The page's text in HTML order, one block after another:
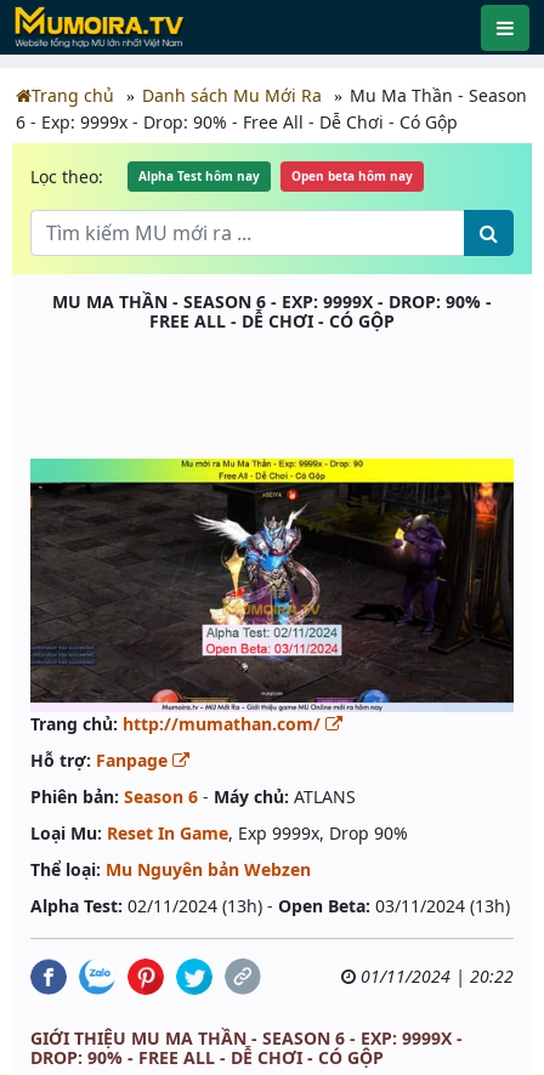
Trang chủ Danh sách Mu Mới Ra
Mu Ma Thần - Season
6 - Exp: 9999x - Drop: 90% - Free All - Dễ Chơi - Có Gộp
Lọc theo: Alpha Test hôm nay Open beta hôm nay
MU MA THẦN - SEASON 6 - EXP: 9999X - DROP: 90% -
FREE ALL - DỄ CHƠI - CÓ GỘP
Trang chủ: http://mumathan.com/
Hỗ trợ: Fanpage
Phiên bản: Season 6 - Máy chủ: ATLANS
Loại Mu: Reset In Game, Exp 9999x, Drop 90%
Thể loại: Mu Nguyên bản Webzen
Alpha Test: 02/11/2024 (13h) - Open Beta: 03/11/2024 (13h)
01/11/2024 | 20:22
GIỚI THIỆU MU MA THẦN - SEASON 6 - EXP: 9999X -
DROP: 90% - FREE ALL - DỄ CHƠI - CÓ GỘP